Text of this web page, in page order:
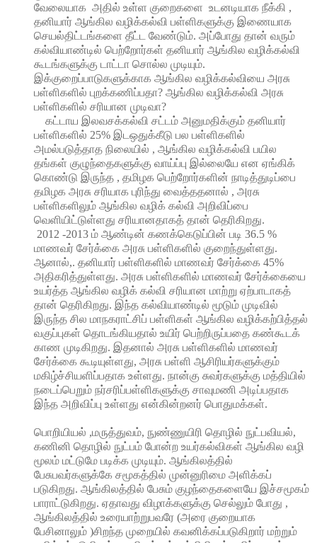
வேலையாக அதில் உள்ள குறைகளை உடனடியாக நீக்கி ,
தனியார் ஆங்கில வழிக்கல்வி பள்ளிகளுக்கு இணையாக
செயல்திட்டங்களை தீட்ட வேண்டும். அப்போது தான் வரும்
கல்வியாண்டில் பெற்றோர்கள் தனியார் ஆங்கில வழிக்கல்வி
கூடங்களுக்கு டாட்டா சொல்ல முடியும்.
இக்குறைப்பாடுகளுக்காக ஆங்கில வழிக்கல்வியை அரசு
பள்ளிகளில் புறக்கணிப்பதா? ஆங்கில வழிக்கல்வி அரசு
பள்ளிகளில் சரியான முடிவா?
கட்டாய இலவசக்கல்வி சட்டம் அனுமதிக்கும் தனியார்
பள்ளிகளில் 25% இடஒதுக்கீடு பல பள்ளிகளில்
அமல்படுத்தாத நிலையில் , ஆங்கில வழிக்கல்வி பயில
தங்கள் குழுந்தைகளுக்கு வாய்ப்பு இல்லையே என ஏங்கிக்
கொண்டு இருந்த , தமிழக பெற்றோர்களின் நாடித்துடிப்பை
தமிழக அரசு சரியாக புரிந்து வைத்ததனால் , அரசு
பள்ளிகளிலும் ஆங்கில வழிக் கல்வி அறிவிப்பை
வெளியிட்டுள்ளது சரியானதாகத் தான் தெரிகிறது.
2012 -2013 ம் ஆண்டின் கணக்கெடுப்பின் படி 36.5 %
மாணவர் சேர்க்கை அரசு பள்ளிகளில் குறைந்துள்ளது.
ஆனால்,. தனியார் பள்ளிகளில் மாணவர் சேர்க்கை 45%
அதிகரித்துள்ளது. அரசு பள்ளிகளில் மாணவர் சேர்க்கையை
உயர்த்த ஆங்கில வழிக் கல்வி சரியான மாற்று ஏற்பாடாகத்
தான் தெரிகிறது. இந்த கல்வியாண்டில் மூடும் முடிவில்
இருந்த சில மாநகராட்சிப் பள்ளிகள் ஆங்கில வழிக்கற்பித்தல்
வகுப்புகள் தொடங்கியதால் உயிர் பெற்றிருப்பதை கண்கூடக்
காண முடிகிறது. இதனால் அரசு பள்ளிகளில் மாணவர்
சேர்க்கை கூடியுள்ளது, அரசு பள்ளி ஆசிரியர்களுக்கும்
மகிழ்ச்சியளிப்பதாக உள்ளது. நான்கு சுவர்களுக்கு மத்தியில்
நடைப்பெறும் நர்சரிப்பள்ளிகளுக்கு சாவுமணி அடிப்பதாக
இந்த அறிவிப்பு உள்ளது என்கின்றனர் பொதுமக்கள்.
பொறியியல் ,மருத்துவம், நுண்ணுயிரி தொழில் நுட்பவியல்,
கணினி தொழில் நுட்பம் போன்ற உயர்கல்விகள் ஆங்கில வழி
மூலம் மட்டுமே படிக்க முடியும். ஆங்கிலத்தில்
பேசுபவர்களுக்கே சமூகத்தில் முன்னுரிமை அளிக்கப்
படுகிறது. ஆங்கிலத்தில் பேசும் குழந்தைகளையே இச்சமூகம்
பாராட்டுகிறது. ஏதாவது விழாக்களுக்கு செல்லும் போது ,
ஆங்கிலத்தில் உரையாற்றுபவரே (அரை குறையாக
பேசினாலும் )சிறந்த முறையில் கவனிக்கப்படுகிறார் மற்றும்